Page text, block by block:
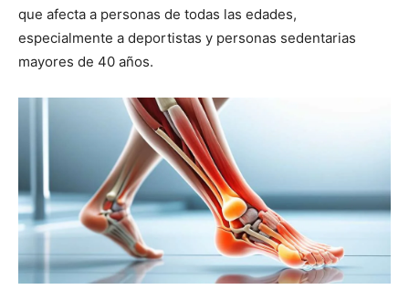
que afecta a personas de todas las edades,
especialmente a deportistas y personas sedentarias
mayores de 40 años.